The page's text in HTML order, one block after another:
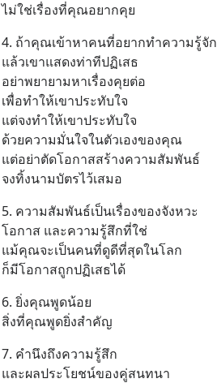
ไม่ใช่เรื่องที่คุณอยากคุย
4. ถ้าคุณเข้าหาคนที่อยากทำความรู้จัก
แล้วเขาแสดงท่าทีปฏิเสธ
อย่าพยายามหาเรื่องคุยต่อ
เพื่อทำให้เขาประทับใจ
แต่จงทำให้เขาประทับใจ
ด้วยความมั่นใจในตัวเองของคุณ
แต่อย่าตัดโอกาสสร้างความสัมพันธ์
จงทิ้งนามบัตรไว้เสมอ
5. ความสัมพันธ์เป็นเรื่องของจังหวะ
โอกาส และความรู้สึกที่ใช่
แม้คุณจะเป็นคนที่ดูดีที่สุดในโลก
ก็มีโอกาสถูกปฏิเสธได้
6. ยิ่งคุณพูดน้อย
สิ่งที่คุณพูดยิ่งสำคัญ
7. คำนึงถึงความรู้สึก
และผลประโยชน์ของคู่สนทนา